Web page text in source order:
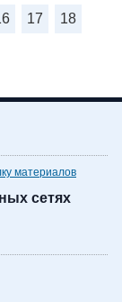
17 18
материалов
сетях